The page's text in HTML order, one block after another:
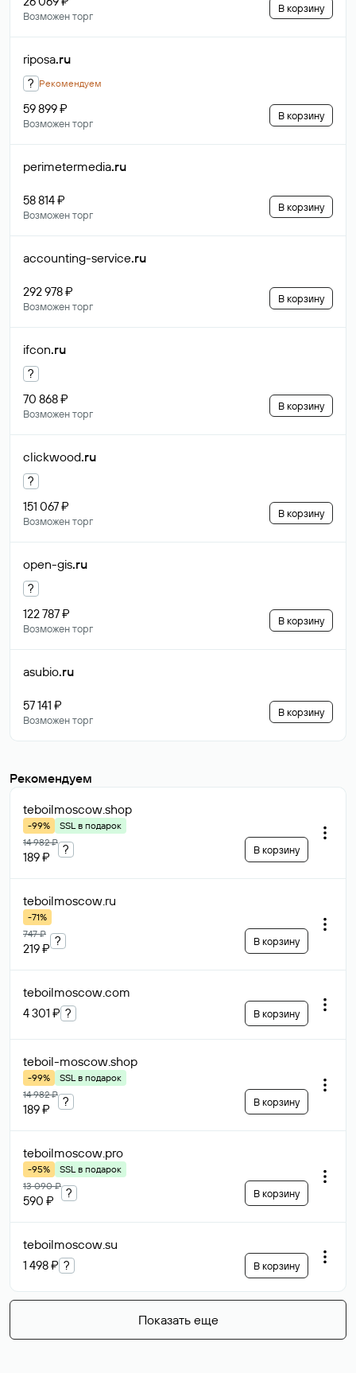
Возможен торг
В корзину
riposa.ru
? Рекомендуем
59 899 ₽
Возможен торг
В корзину
perimetermedia.ru
58 814 ₽
Возможен торг
В корзину
accounting-service.ru
292 978 ₽
Возможен торг
В корзину
ifcon.ru
?
70 868 ₽
Возможен торг
В корзину
clickwood.ru
?
151 067 ₽
Возможен торг
В корзину
open-gis.ru
?
122 787 ₽
Возможен торг
В корзину
asubio.ru
57 141 ₽
Возможен торг
В корзину
Рекомендуем
teboilmoscow.shop
-99%
SSL в подарок
14 982 ₽
189 ₽
? В корзину
teboilmoscow.ru
-71%
747 ₽
219 ₽
? В корзину
teboilmoscow.com
4 301 ₽ ? В корзину
teboil-moscow.shop
-99%
SSL в подарок
14 982 ₽
189 ₽
? В корзину
teboilmoscow.pro
-95%
SSL в подарок
13 090 ₽
590 ₽
? В корзину
teboilmoscow.su
1 498 ₽ ? В корзину
Показать еще